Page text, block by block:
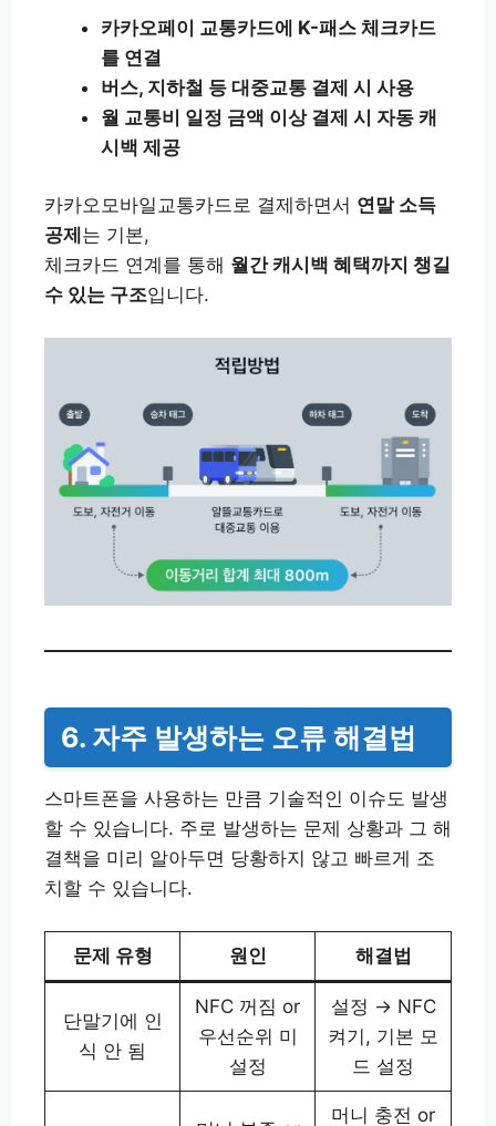
카카오페이 교통카드에 K-패스 체크카드
를 연결
버스, 지하철 등 대중교통 결제 시 사용
월 교통비 일정 금액 이상 결제 시 자동 캐
시백 제공
카카오모바일교통카드로 결제하면서 연말 소득
공제 는 기본,
체크카드 연계를 통해 월간 캐시백 혜택까지 챙길
수 있는 구조입니다.
6. 자주 발생하는 오류 해결법
스마트폰을 사용하는 만큼 기술적인 이슈도 발생
할 수 있습니다. 주로 발생하는 문제 상황과 그 해
결책을 미리 알아두면 당황하지 않고 빠르게 조
치할 수 있습니다.
문제 유형 원인 해결법
단말기에 인
식 안 됨
NFC 꺼짐 or
우선순위 미
설정
설정 → NFC
켜기, 기본 모
드 설정
머니 충전 or